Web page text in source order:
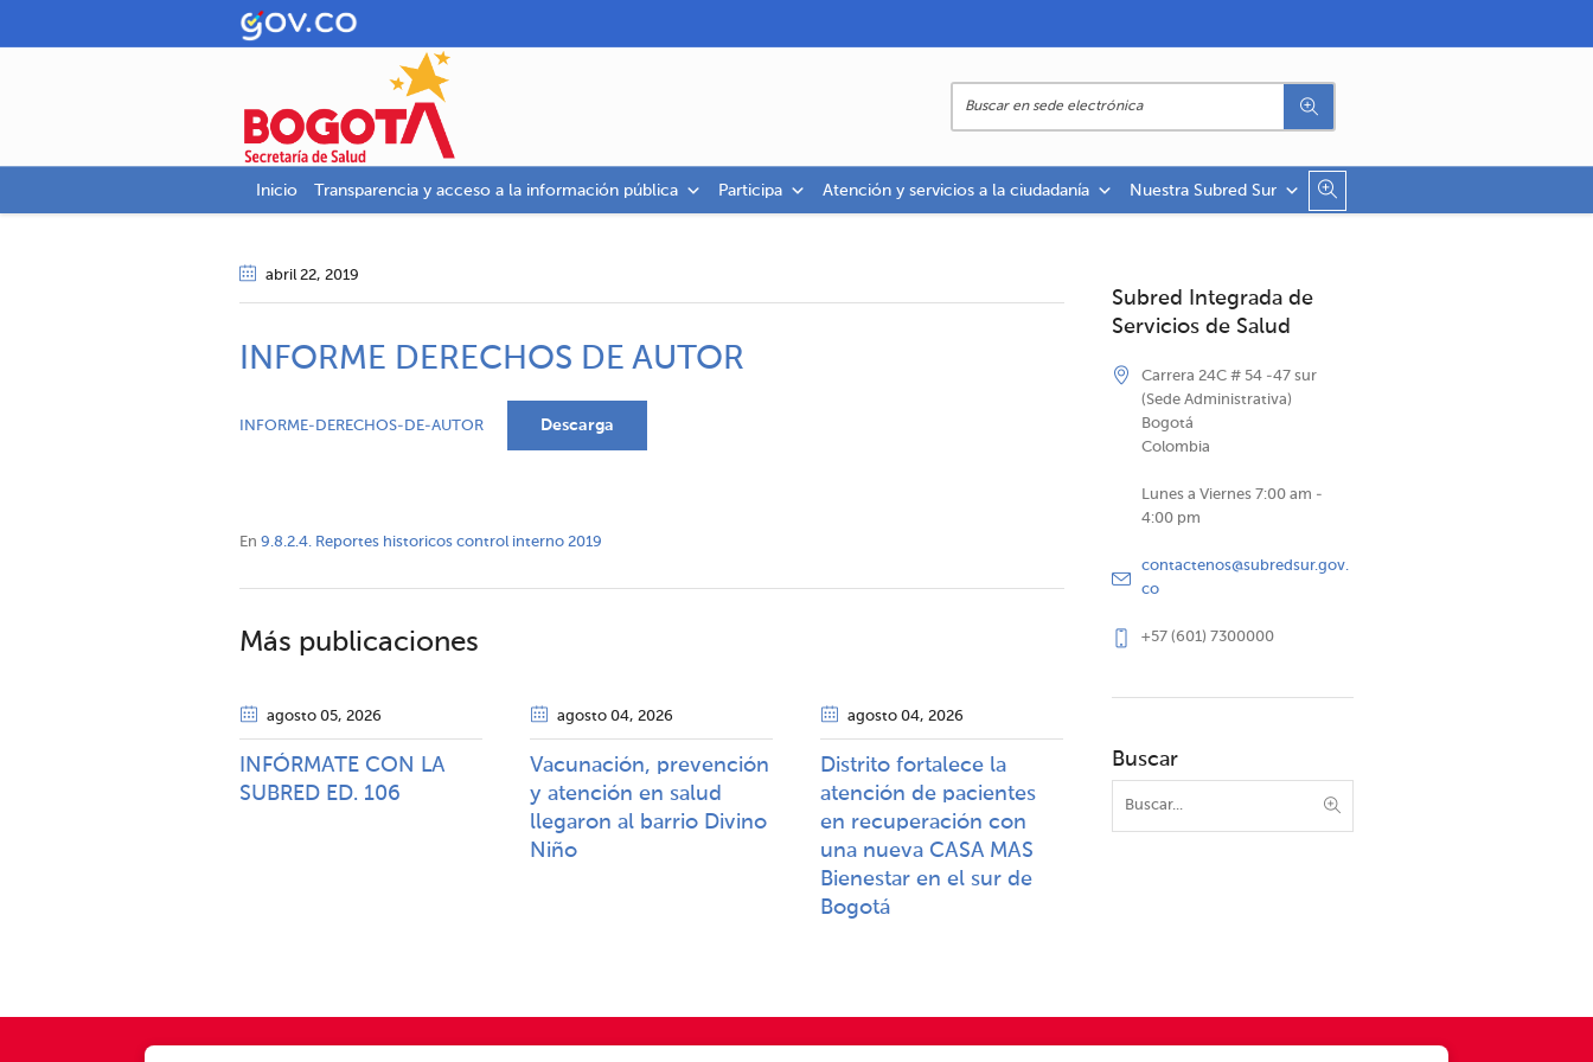
Inicio Transparencia y acceso a la información pública Participa Atención y servicios a la ciudadanía Nuestra Subred Sur
abril 22, 2019
INFORME DERECHOS DE AUTOR
INFORME-DERECHOS-DE-AUTOR Descarga
En 9.8.2.4. Reportes historicos control interno 2019
Más publicaciones
agosto 05, 2026
INFÓRMATE CON LA
SUBRED ED. 106
agosto 04, 2026
Vacunación, prevención
y atención en salud
llegaron al barrio Divino
Niño
agosto 04, 2026
Distrito fortalece la
atención de pacientes
en recuperación con
una nueva CASA MAS
Bienestar en el sur de
Bogotá
Subred Integrada de
Servicios de Salud
Carrera 24C # 54 -47 sur
(Sede Administrativa)
Bogotá
Colombia
Lunes a Viernes 7:00 am -
4:00 pm
contactenos@subredsur.gov.
co
+57 (601) 7300000
Buscar